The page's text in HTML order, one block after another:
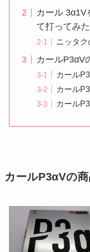
カール 3α1V
て打ってみた
ニッタク
カールP3αV
カール
カール
カール
カールP3αVの